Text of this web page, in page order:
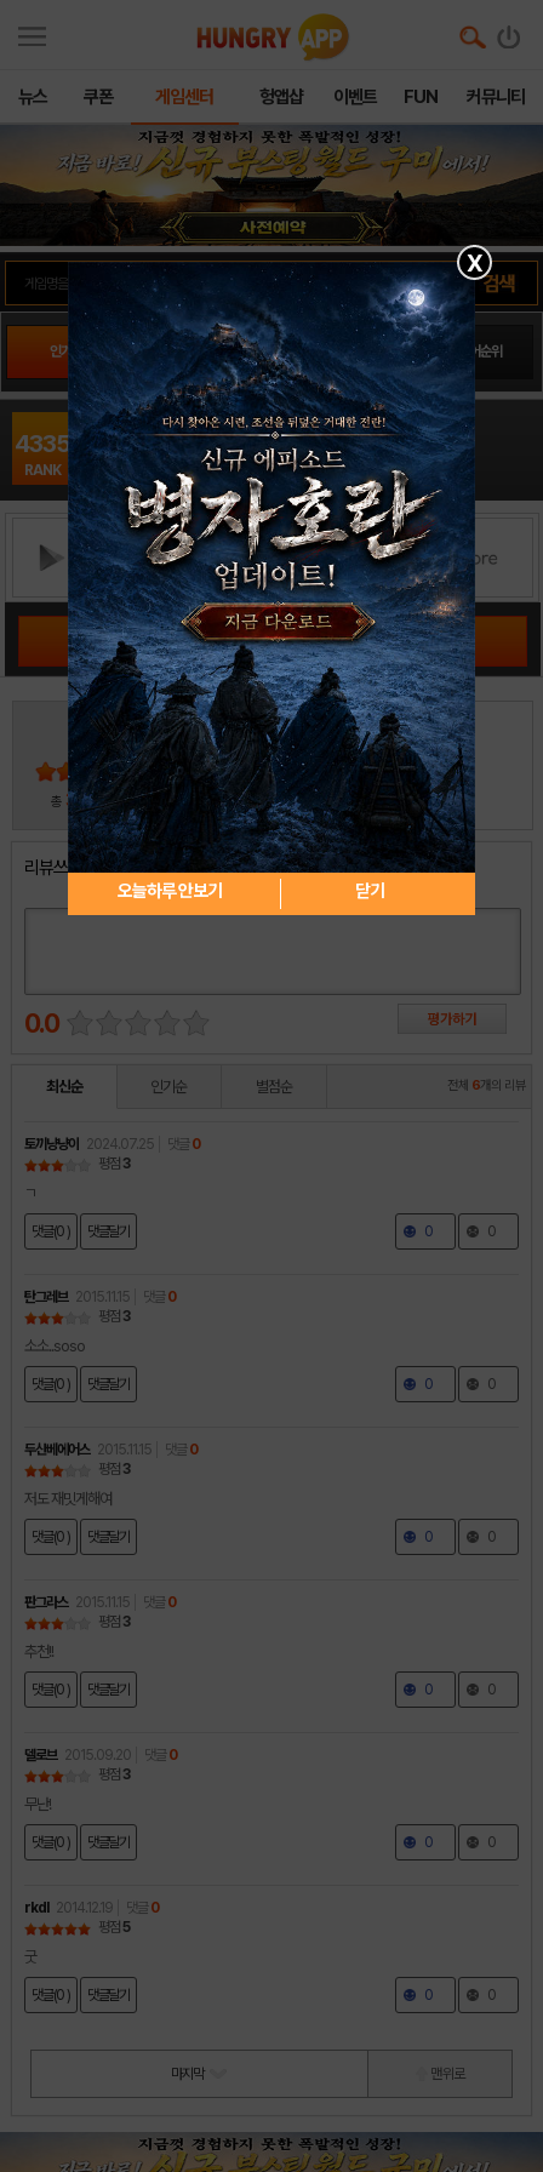
뉴스 쿠폰 게임센터 헝앱샵 이벤트 FUN 커뮤니티
인기게임 팬사이트순위 PLAY스토어순위 앱스토어순위
4335
RANK
인피니티 블레이드 던전16
액션RPG / 체어엔터테인먼트
출시일: 0000-00-00
공략 커뮤니티 바로가기
3
총 30 명 참여
5
리뷰쓰기
0.0
최신순 인기순 별점순 전체 6개의 리뷰
토끼냥냥이 2024.07.25 댓글 0
평점 3
ㄱ
댓글(0 ) 댓글달기 0 0
탄그레브 2015.11.15 댓글 0
평점 3
소소..soso
댓글(0 ) 댓글달기 0 0
두산베에어스 2015.11.15 댓글 0
평점 3
저도 재밋게해여
댓글(0 ) 댓글달기 0 0
판그라스 2015.11.15 댓글 0
평점 3
추천!!
댓글(0 ) 댓글달기 0 0
델로브 2015.09.20 댓글 0
평점 3
무난!
댓글(0 ) 댓글달기 0 0
rkdl 2014.12.19 댓글 0
평점 5
굿
댓글(0 ) 댓글달기 0 0
마지막 맨 위로
X
오늘하루 안보기 닫기